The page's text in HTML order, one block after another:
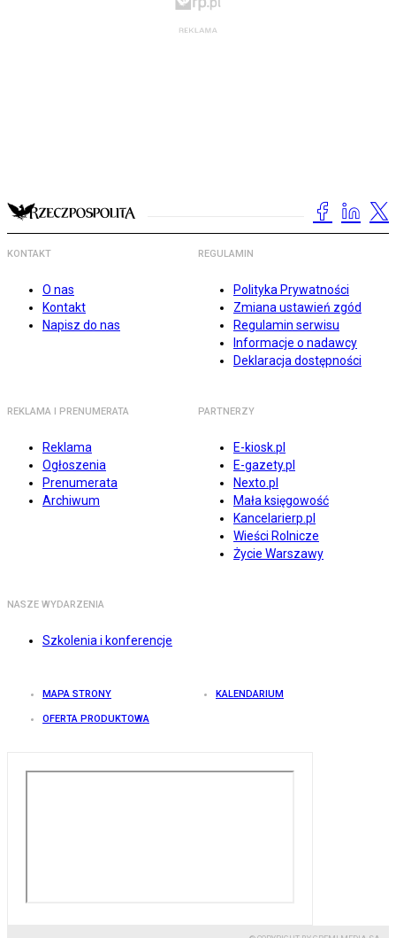
KONTAKT
O nas
Kontakt
Napisz do nas
REGULAMIN
Polityka Prywatności
Zmiana ustawień zgód
Regulamin serwisu
Informacje o nadawcy
Deklaracja dostępności
REKLAMA I PRENUMERATA
Reklama
Ogłoszenia
Prenumerata
Archiwum
PARTNERZY
E-kiosk.pl
E-gazety.pl
Nexto.pl
Mała księgowość
Kancelarierp.pl
Wieści Rolnicze
Życie Warszawy
NASZE WYDARZENIA
Szkolenia i konferencje
MAPA STRONY KALENDARIUM
OFERTA PRODUKTOWA